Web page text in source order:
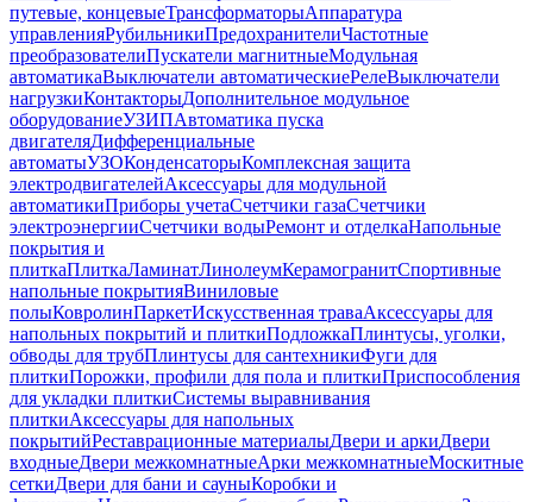
путевые, концевыеТрансформаторыАппаратура
управленияРубильникиПредохранителиЧастотные
преобразователиПускатели магнитныеМодульная
автоматикаВыключатели автоматическиеРелеВыключатели
нагрузкиКонтакторыДополнительное модульное
оборудованиеУЗИПАвтоматика пуска
двигателяДифференциальные
автоматыУЗОКонденсаторыКомплексная защита
электродвигателейАксессуары для модульной
автоматикиПриборы учетаСчетчики газаСчетчики
электроэнергииСчетчики водыРемонт и отделкаНапольные
покрытия и
плиткаПлиткаЛаминатЛинолеумКерамогранитСпортивные
напольные покрытияВиниловые
полыКовролинПаркетИскусственная траваАксессуары для
напольных покрытий и плиткиПодложкаПлинтусы, уголки,
обводы для трубПлинтусы для сантехникиФуги для
плиткиПорожки, профили для пола и плиткиПриспособления
для укладки плиткиСистемы выравнивания
плиткиАксессуары для напольных
покрытийРеставрационные материалыДвери и аркиДвери
входныеДвери межкомнатныеАрки межкомнатныеМоскитные
сеткиДвери для бани и сауныКоробки и